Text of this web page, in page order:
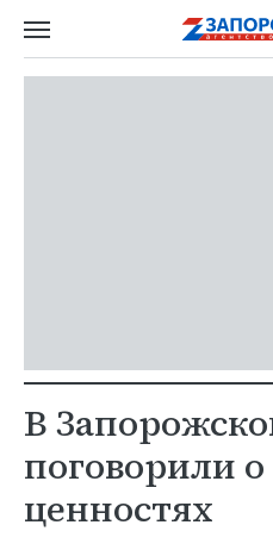
В
поговорили
ценностях